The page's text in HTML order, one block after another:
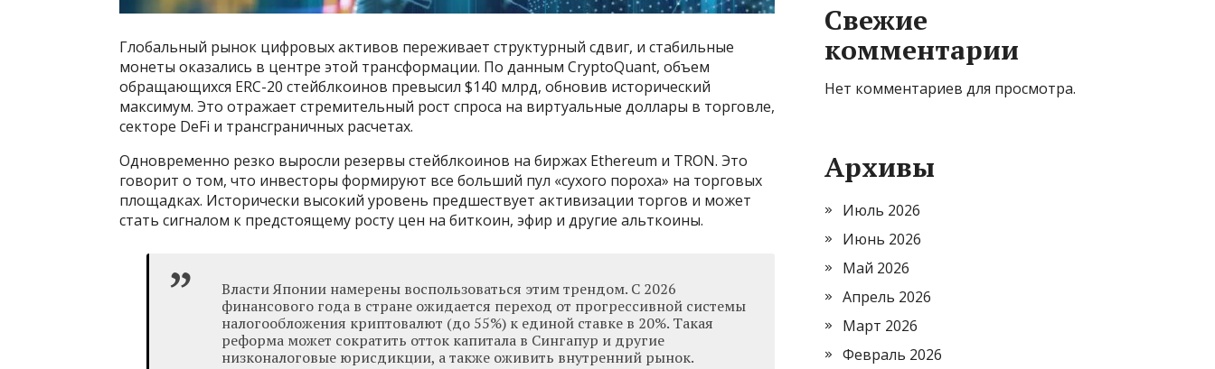
Глобальный рынок цифровых активов переживает структурный сдвиг, и стабильные
монеты оказались в центре этой трансформации. По данным CryptoQuant, объем
обращающихся ERC-20 стейблкоинов превысил $140 млрд, обновив исторический
максимум. Это отражает стремительный рост спроса на виртуальные доллары в торговле,
секторе DeFi и трансграничных расчетах.
Одновременно резко выросли резервы стейблкоинов на биржах Ethereum и TRON. Это
говорит о том, что инвесторы формируют все больший пул «сухого пороха» на торговых
площадках. Исторически высокий уровень предшествует активизации торгов и может
стать сигналом к предстоящему росту цен на биткоин, эфир и другие альткоины.
Власти Японии намерены воспользоваться этим трендом. С 2026
финансового года в стране ожидается переход от прогрессивной системы
налогообложения криптовалют (до 55%) к единой ставке в 20%. Такая
реформа может сократить отток капитала в Сингапур и другие
низконалоговые юрисдикции, а также оживить внутренний рынок.
Свежие
комментарии
Нет комментариев для просмотра.
Архивы
Июль 2026
Июнь 2026
Май 2026
Апрель 2026
Март 2026
Февраль 2026